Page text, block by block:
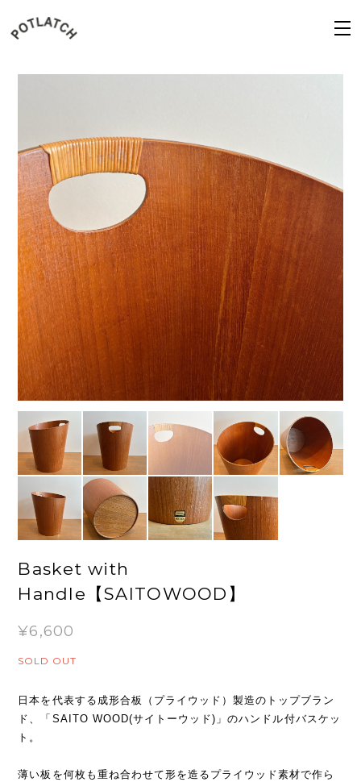
Basket with
Handle【SAITOWOOD】
¥6,600
SOLD OUT
日本を代表する成形合板（プライウッド）製造のトップブラン
ド、「SAITO WOOD(サイトーウッド)」のハンドル付バスケッ
ト。
薄い板を何枚も重ね合わせて形を造るプライウッド素材で作ら